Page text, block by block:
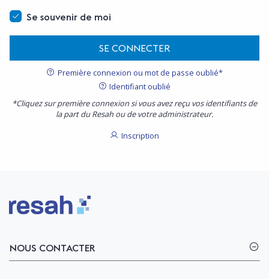
Se souvenir de moi
SE CONNECTER
Première connexion ou mot de passe oublié*
Identifiant oublié
*Cliquez sur première connexion si vous avez reçu vos identifiants de
la part du Resah ou de votre administrateur.
Inscription
Logo Resah
NOUS CONTACTER